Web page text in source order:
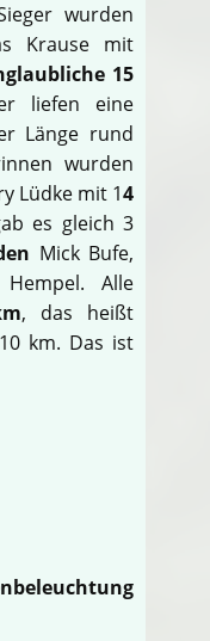
wurden
Krause mit
15
liefen eine
Länge rund
wurden
Lüdke mit 14
es gleich 3
Mick Bufe,
Alle
, das heißt
km. Das ist